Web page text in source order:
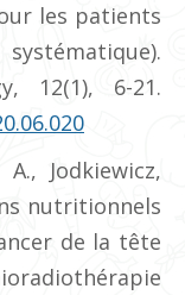
les patients
12(1), 6-21.
A., Jodkiewicz,
nutritionnels
de la tête